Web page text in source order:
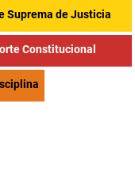
Suprema de Justicia
Constitucional